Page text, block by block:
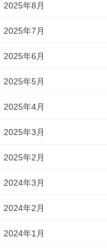
2025年8月
2025年7月
2025年6月
2025年5月
2025年4月
2025年3月
2025年2月
2024年3月
2024年2月
2024年1月